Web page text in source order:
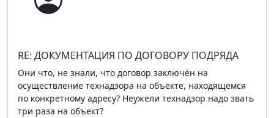
RE: ДОКУМЕНТАЦИЯ ПО ДОГОВОРУ ПОДРЯДА
Они что, не знали, что договор заключён на
осуществление технадзора на объекте, находящемся
по конкретному адресу? Неужели технадзор надо звать
три раза на объект?